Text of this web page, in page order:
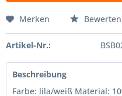
Merken Bewerten
Artikel-Nr.:
Beschreibung
Farbe: lila/weiß Material: